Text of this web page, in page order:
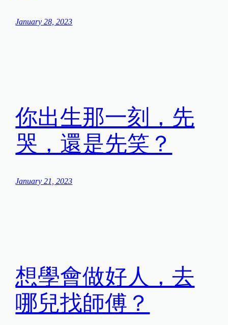
January 28, 2023
你出生那一刻，先
哭，還是先笑？
January 21, 2023
想學會做好人，去
哪兒找師傅？